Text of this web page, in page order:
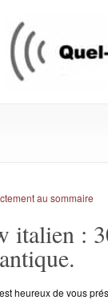
au sommaire
italien :
heureux de vous